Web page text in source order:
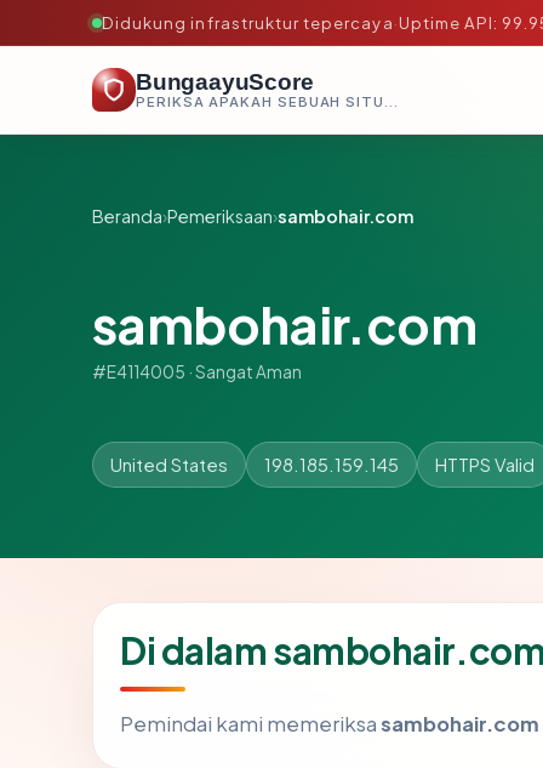
Didukung infrastruktur tepercaya·Uptime API:
BungaayuScore
PERIKSA APAKAH SEBUAH SITUS AMAN, TEPERCAYA, DAN TERVERIFIKASI DALAM HITUNGAN DETIK.
Beranda›Pemeriksaan›sambohair.com
sambohair.com
#E4114005 · Sangat Aman
United States 198.185.159.145 HTTPS Valid
Di dalam
Pemindai kami memeriksasambohair.com